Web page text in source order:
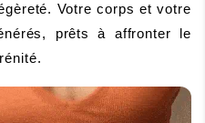
Votre corps et votre
prêts à affronter le